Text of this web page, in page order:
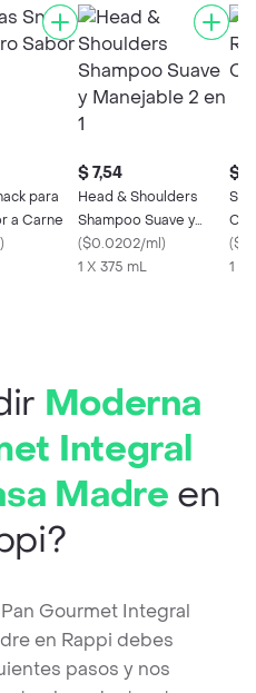
para
a Carne
)
$ 7,54
Head & Shoulders
Shampoo Suave y
Manejable 2 en 1
($0.0202/ml)
1 X 375 mL
$
Sal
(
1 X
Moderna
Integral
Madre en
Gourmet Integral
en Rappi debes
pasos y nos